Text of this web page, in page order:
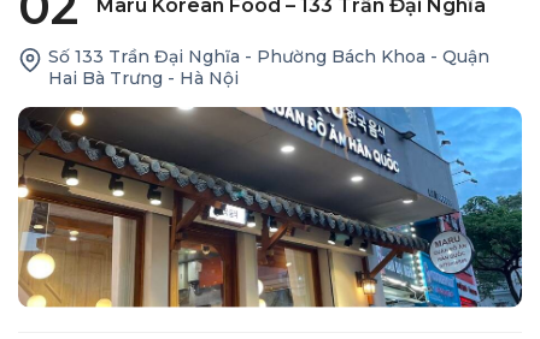
Maru Korean Food – 133 Trần Đại Nghĩa
Số 133 Trần Đại Nghĩa - Phường Bách Khoa - Quận
Hai Bà Trưng - Hà Nội